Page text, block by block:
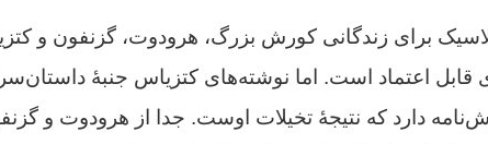
برای زندگانی کورش بزرگ، هرودوت، گزنفون و
قابل اعتماد است. اما نوشته‌های کتزیاس جنبهٔ
دارد که نتیجهٔ تخیلات اوست. جدا از هرودوت و